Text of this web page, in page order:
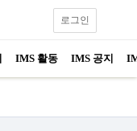
IMS 활동 IMS 공지
로그인